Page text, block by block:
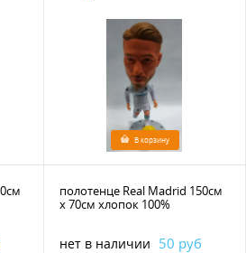
В корзину
полотенце Real Madrid 150см
х 70см хлопок 100%
нет в наличии 50 руб